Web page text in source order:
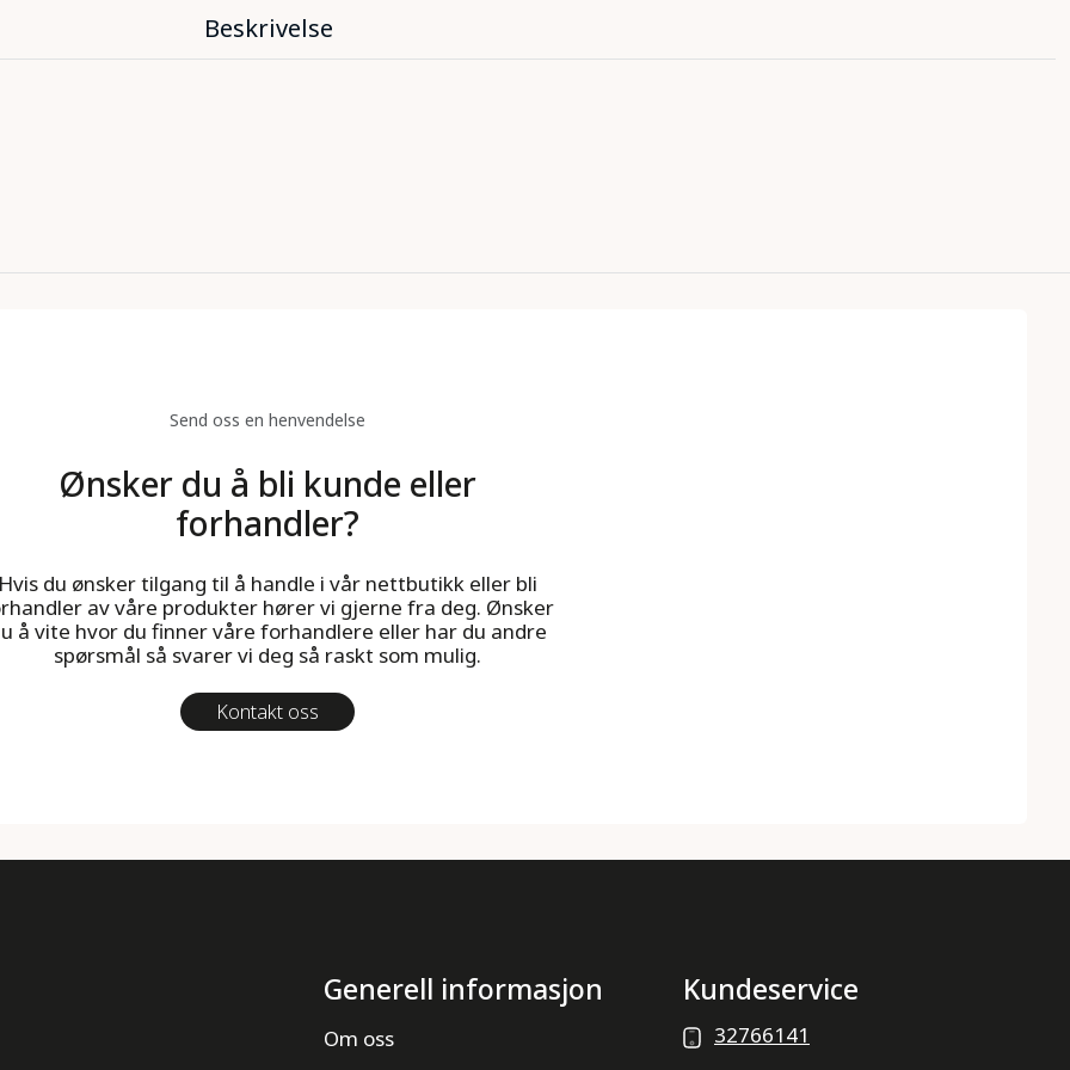
Beskrivelse
Send oss en henvendelse
Ønsker du å bli kunde eller
forhandler?
du ønsker tilgang til å handle i vår nettbutikk eller bli
av våre produkter hører vi gjerne fra deg. Ønsker
å vite hvor du finner våre forhandlere eller har du andre
spørsmål så svarer vi deg så raskt som mulig.
Kontakt oss
Generell informasjon
Om oss
Kundeservice
32766141